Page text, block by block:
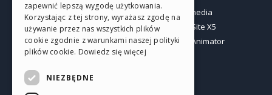
Moje wpisy
Moje licencje
Pobieranie
Web hosting
Incomedia
WebSite X5
WebAnimator
GERMAN
SPANISH
PORTUGUESE
zapewnić lepszą wygodę użytkowania.
Korzystając z tej strony, wyrażasz zgodę na
używanie przez nas wszystkich plików
cookie zgodnie z warunkami naszej polityki
plików cookie. Dowiedz się więcej
NIEZBĘDNE